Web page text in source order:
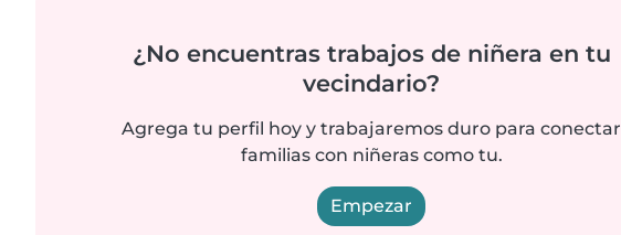
¿No encuentras trabajos de niñera en tu
vecindario?
Agrega tu perfil hoy y trabajaremos duro para conectar
familias con niñeras como tu.
Empezar